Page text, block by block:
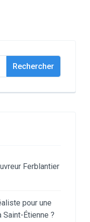
Ferblantier
pour une
Étienne ?